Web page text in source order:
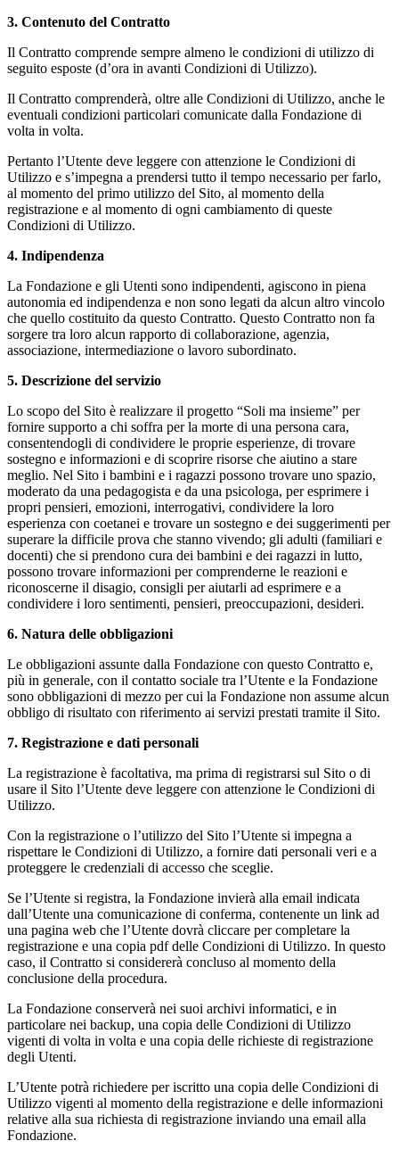
3. Contenuto del Contratto
Il Contratto comprende sempre almeno le condizioni di utilizzo di
seguito esposte (d’ora in avanti Condizioni di Utilizzo).
Il Contratto comprenderà, oltre alle Condizioni di Utilizzo, anche le
eventuali condizioni particolari comunicate dalla Fondazione di
volta in volta.
Pertanto l’Utente deve leggere con attenzione le Condizioni di
Utilizzo e s’impegna a prendersi tutto il tempo necessario per farlo,
al momento del primo utilizzo del Sito, al momento della
registrazione e al momento di ogni cambiamento di queste
Condizioni di Utilizzo.
4. Indipendenza
La Fondazione e gli Utenti sono indipendenti, agiscono in piena
autonomia ed indipendenza e non sono legati da alcun altro vincolo
che quello costituito da questo Contratto. Questo Contratto non fa
sorgere tra loro alcun rapporto di collaborazione, agenzia,
associazione, intermediazione o lavoro subordinato.
5. Descrizione del servizio
Lo scopo del Sito è realizzare il progetto “Soli ma insieme” per
fornire supporto a chi soffra per la morte di una persona cara,
consentendogli di condividere le proprie esperienze, di trovare
sostegno e informazioni e di scoprire risorse che aiutino a stare
meglio. Nel Sito i bambini e i ragazzi possono trovare uno spazio,
moderato da una pedagogista e da una psicologa, per esprimere i
propri pensieri, emozioni, interrogativi, condividere la loro
esperienza con coetanei e trovare un sostegno e dei suggerimenti per
superare la difficile prova che stanno vivendo; gli adulti (familiari e
docenti) che si prendono cura dei bambini e dei ragazzi in lutto,
possono trovare informazioni per comprenderne le reazioni e
riconoscerne il disagio, consigli per aiutarli ad esprimere e a
condividere i loro sentimenti, pensieri, preoccupazioni, desideri.
6. Natura delle obbligazioni
Le obbligazioni assunte dalla Fondazione con questo Contratto e,
più in generale, con il contatto sociale tra l’Utente e la Fondazione
sono obbligazioni di mezzo per cui la Fondazione non assume alcun
obbligo di risultato con riferimento ai servizi prestati tramite il Sito.
7. Registrazione e dati personali
La registrazione è facoltativa, ma prima di registrarsi sul Sito o di
usare il Sito l’Utente deve leggere con attenzione le Condizioni di
Utilizzo.
Con la registrazione o l’utilizzo del Sito l’Utente si impegna a
rispettare le Condizioni di Utilizzo, a fornire dati personali veri e a
proteggere le credenziali di accesso che sceglie.
Se l’Utente si registra, la Fondazione invierà alla email indicata
dall’Utente una comunicazione di conferma, contenente un link ad
una pagina web che l’Utente dovrà cliccare per completare la
registrazione e una copia pdf delle Condizioni di Utilizzo. In questo
caso, il Contratto si considererà concluso al momento della
conclusione della procedura.
La Fondazione conserverà nei suoi archivi informatici, e in
particolare nei backup, una copia delle Condizioni di Utilizzo
vigenti di volta in volta e una copia delle richieste di registrazione
degli Utenti.
L’Utente potrà richiedere per iscritto una copia delle Condizioni di
Utilizzo vigenti al momento della registrazione e delle informazioni
relative alla sua richiesta di registrazione inviando una email alla
Fondazione.